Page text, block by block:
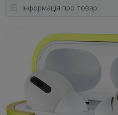
Інформація про товар